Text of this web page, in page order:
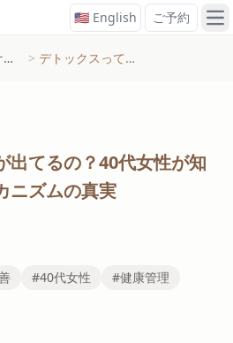
🇺🇸 English ご予約 メ
セルフケア・生活習慣 > デトックスって何が出てるの？40代女性が知るべき体の解毒メカニズムの真実
出てるの？40代女性が知
ニズムの真実
#40代女性
#健康管理